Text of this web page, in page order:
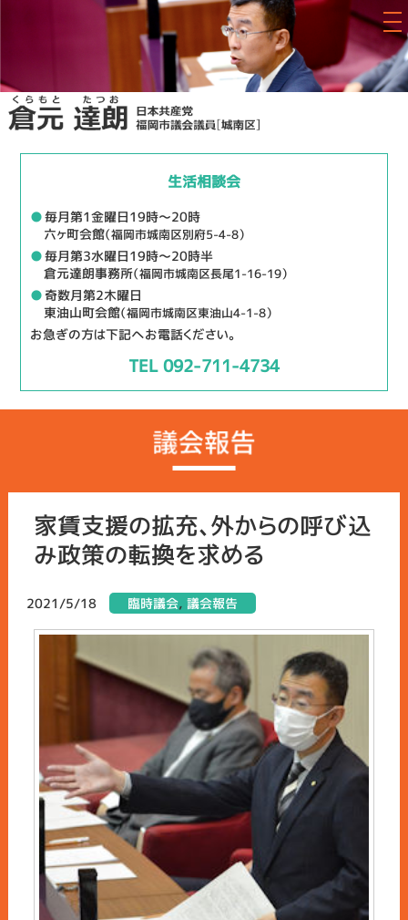
生活相談会
●毎月第1金曜日19時～20時
六ヶ町会館（福岡市城南区別府5-4-8）
●毎月第3水曜日19時～20時半
倉元達朗事務所（福岡市城南区長尾1-16-19）
●奇数月第2木曜日
東油山町会館（福岡市城南区東油山4-1-8）
お急ぎの方は下記へお電話ください。
TEL 092-711-4734
家賃支援の拡充、外からの呼び込
み政策の転換を求める
2021/5/18 臨時議会, 議会報告